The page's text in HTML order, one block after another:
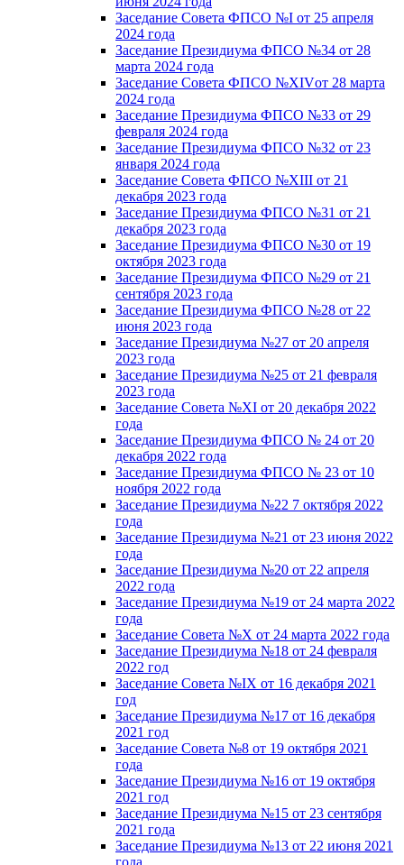
Заседание Совета ФПСО №I от 25 апреля
2024 года
Заседание Президиума ФПСО №34 от 28
марта 2024 года
Заседание Совета ФПСО №XIVот 28 марта
2024 года
Заседание Президиума ФПСО №33 от 29
февраля 2024 года
Заседание Президиума ФПСО №32 от 23
января 2024 года
Заседание Совета ФПСО №XIII от 21
декабря 2023 года
Заседание Президиума ФПСО №31 от 21
декабря 2023 года
Заседание Президиума ФПСО №30 от 19
октября 2023 года
Заседание Президиума ФПСО №29 от 21
сентября 2023 года
Заседание Президиума ФПСО №28 от 22
июня 2023 года
Заседание Президиума №27 от 20 апреля
2023 года
Заседание Президиума №25 от 21 февраля
2023 года
Заседание Совета №XI от 20 декабря 2022
года
Заседание Президиума ФПСО № 24 от 20
декабря 2022 года
Заседание Президиума ФПСО № 23 от 10
ноября 2022 года
Заседание Президиума №22 7 октября 2022
года
Заседание Президиума №21 от 23 июня 2022
года
Заседание Президиума №20 от 22 апреля
2022 года
Заседание Президиума №19 от 24 марта 2022
года
Заседание Совета №X от 24 марта 2022 года
Заседание Президиума №18 от 24 февраля
2022 год
Заседание Совета №IX от 16 декабря 2021
год
Заседание Президиума №17 от 16 декабря
2021 год
Заседание Совета №8 от 19 октября 2021
года
Заседание Президиума №16 от 19 октября
2021 год
Заседание Президиума №15 от 23 сентября
2021 года
Заседание Президиума №13 от 22 июня 2021
года